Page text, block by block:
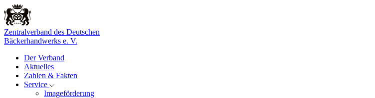
Zentralverband des Deutschen
Bäckerhandwerks e. V.
Der Verband
Aktuelles
Zahlen & Fakten
Service
Imageförderung